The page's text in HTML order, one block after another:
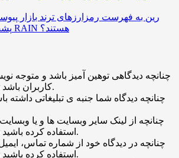
رین به فهرست رمزارزهای ترند بازار
پشت صعود قیمت RAIN هستند؟
کاربران باشد تایید نخواهد شد.
استفاده کرده باشید تایید نخواهد شد.
استفاده کرده باشید تایید نخواهد شد.